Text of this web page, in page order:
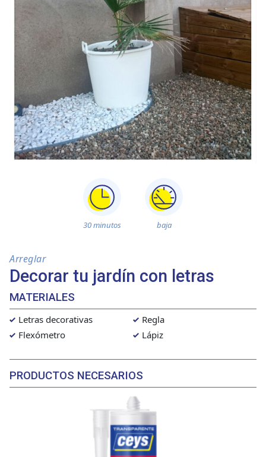
30 minutos baja
Arreglar
Decorar tu jardín con letras
MATERIALES
Letras decorativas
Regla
Flexómetro
Lápiz
PRODUCTOS NECESARIOS